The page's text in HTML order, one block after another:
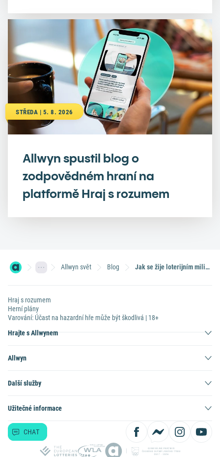
STŘEDA | 5. 8. 2026
Allwyn spustil blog o
zodpovědném hraní na
platformě Hraj s rozumem
Allwyn svět Blog Jak se žije loterijním milionářům: za výhru uspořádal wrestlingovou show
Hraj s rozumem
Herní plány
Varování: Účast na hazardní hře může být škodlivá | 18+
Hrajte s Allwynem
Allwyn
Další služby
Užitečné informace
CHAT